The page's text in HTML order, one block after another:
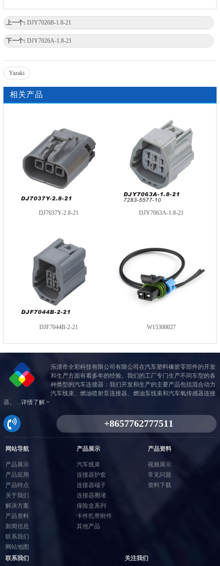
上一个: DJY7026B-1.8-21
下一个: DJY7026A-1.8-21
Yazaki
相关产品
DJ7037Y-2.8-21 DJY7063A-1.8-21
DJF7044B-2-21 W15300027
乐清市全彩科技有限公司有限公司在汽车塑料橡胶零部件的开发
和生产方面有着多年的经验。我们的工厂专门生产不同车型的各
种类型的汽车连接器：我们开发和生产的主要产品包括混合动力
汽车线束、燃油喷射泵连接器、燃油泵线束和汽车氧传感器连接
器。 ... 详情了解 >
网站导航
产品展示
产品应用
产品特点
关于我们
解决方案
产品资料
新闻信息
联系我们
网站地图
产品展示
汽车线束
连接器护套
连接器端子
连接器圈堵
保险盒系列
卡件扎带附件
其他产品
产品资料
视频展示
常见问题
资料下载
联系我们 关注我们